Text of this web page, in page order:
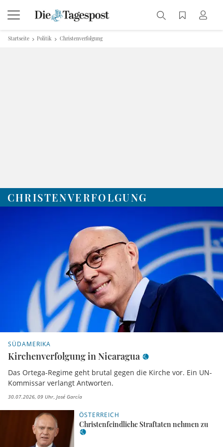
Startseite Politik Christenverfolgung
CHRISTENVERFOLGUNG
SÜDAMERIKA
Kirchenverfolgung in Nicaragua
Das Ortega-Regime geht brutal gegen die Kirche vor. Ein UN-
Kommissar verlangt Antworten.
30.07.2026, 09 Uhr José García
ÖSTERREICH
Christenfeindliche Straftaten nehmen zu